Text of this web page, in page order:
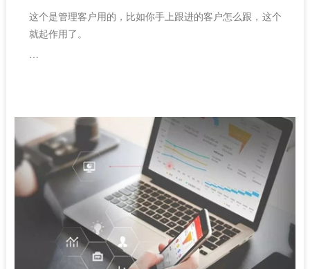
这个是管理客户用的，比如你手上跟进的客户怎么跟，这个
就起作用了。